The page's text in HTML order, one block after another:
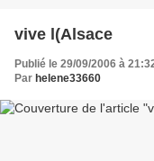
vive l(Alsace
Publié le 29/09/2006 à
Par helene33660